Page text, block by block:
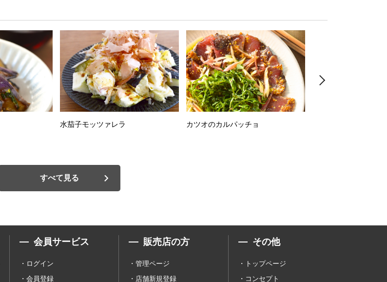
水茄子モッツァレラ カツオのカルパッチョ
すべて見る
会員サービス
ログイン
会員登録
販売店の方
管理ページ
店舗新規登録
その他
トップページ
コンセプト